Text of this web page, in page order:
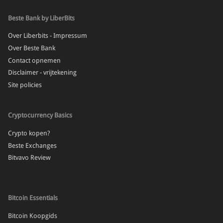
Beste Bank by LiberBits
Over Liberbits - Impressum
Over Beste Bank
Contact opnemen
Disclaimer - vrijtekening
Site policies
Cryptocurrency Basics
Crypto kopen?
Beste Exchanges
Bitvavo Review
Bitcoin Essentials
Bitcoin Koopgids